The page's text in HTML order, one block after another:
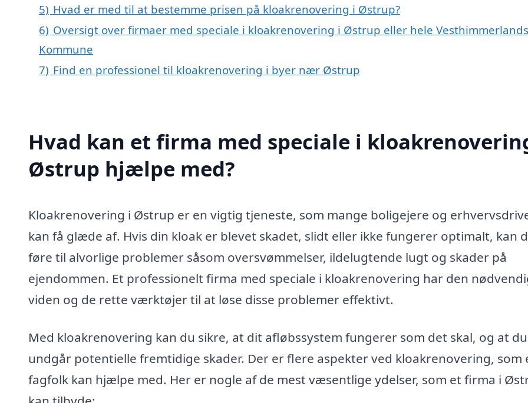
5) Hvad er med til at bestemme prisen på kloakrenovering i Østrup?
6) Oversigt over firmaer med speciale i kloakrenovering i Østrup eller hele Vesthimmerlands
Kommune
7) Find en professionel til kloakrenovering i byer nær Østrup
Hvad kan et firma med speciale i
Østrup hjælpe med?
Kloakrenovering i Østrup er en vigtig tjeneste, som mange boligejere og
kan få glæde af. Hvis din kloak er blevet skadet, slidt eller ikke fungerer optimalt, kan
føre til alvorlige problemer såsom oversvømmelser, ildelugtende lugt og skader på
ejendommen. Et professionelt firma med speciale i kloakrenovering har den
viden og de rette værktøjer til at løse disse problemer effektivt.
Med kloakrenovering kan du sikre, at dit afløbssystem fungerer som det skal, og at du
undgår potentielle fremtidige skader. Der er flere aspekter ved kloakrenovering, som
fagfolk kan hjælpe med. Her er nogle af de mest væsentlige ydelser, som et firma i